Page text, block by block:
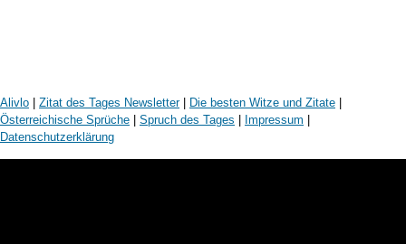
Alivlo Zitat des Tages Newsletter| Die besten Witze und Zitate
Österreichische Sprüche
Spruch des Tages Impressum
Datenschutzerklärung